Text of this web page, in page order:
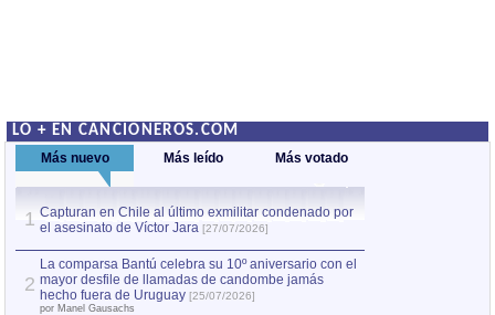
LO + EN CANCIONEROS.COM
Más nuevo Más leído Más votado
1 Capturan en Chile al último exmilitar condenado por
el asesinato de Víctor Jara [27/07/2026]
2
La comparsa Bantú celebra su 10º aniversario con el
mayor desfile de llamadas de candombe jamás
hecho fuera de Uruguay [25/07/2026]
por Manel Gausachs